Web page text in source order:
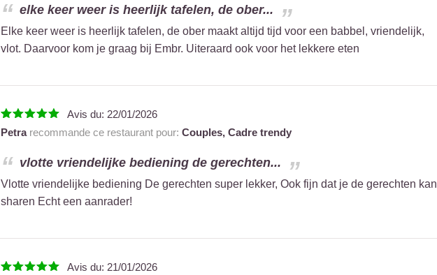
elke keer weer is heerlijk tafelen, de ober...
Elke keer weer is heerlijk tafelen, de ober maakt altijd tijd voor een babbel, vriendelijk,
vlot. Daarvoor kom je graag bij Embr. Uiteraard ook voor het lekkere eten
Avis du: 22/01/2026
Petrarecommande ce restaurant pour: Couples, Cadre trendy
vlotte vriendelijke bediening de gerechten...
Vlotte vriendelijke bediening De gerechten super lekker, Ook fijn dat je de gerechten kan
sharen Echt een aanrader!
Avis du: 21/01/2026